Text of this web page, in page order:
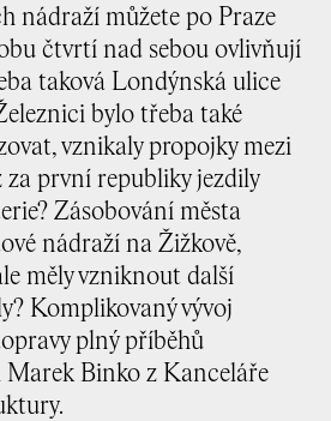
nádraží můžete po Praze
čtvrtí nad sebou ovlivňují
taková Londýnská ulice
bylo třeba také
vznikaly propojky mezi
za první republiky jezdily
Zásobování města
nádraží na Žižkově,
měly vzniknout další
Komplikovaný vývoj
plný příběhů
Binko z Kanceláře